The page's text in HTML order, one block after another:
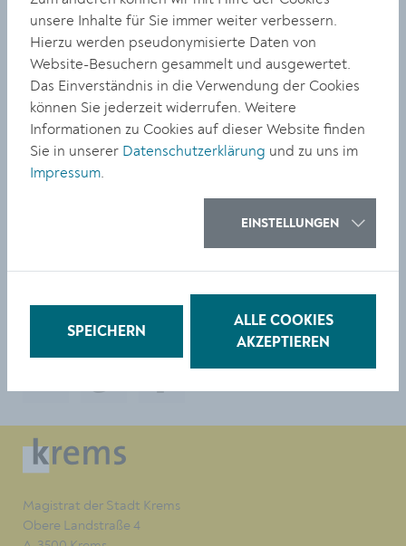
Stemberger und Karl Markovics.
In Kooperation mit dem Kino im Kesselhaus wird am
Samstag, 25. Oktober, der Musikfilm „Schlafes Bruder“
gezeigt, inklusive Gespräch mit Filmproduzent Danny
Krausz. Das Jahresprogramm schließt mit einem
Konzert am Donnerstag, 27. November, im Kloster Und,
das Dmitri Schostakowitsch und Joseph Haydn
gewidmet ist.
TEILEN
Magistrat der Stadt Krems
Obere Landstraße 4
unsere Inhalte für Sie immer weiter verbessern.
Hierzu werden pseudonymisierte Daten von
Website-Besuchern gesammelt und ausgewertet.
Das Einverständnis in die Verwendung der Cookies
können Sie jederzeit widerrufen. Weitere
Informationen zu Cookies auf dieser Website finden
Sie in unserer Datenschutzerklärung und zu uns im
Impressum.
EINSTELLUNGEN
SPEICHERN
ALLE COOKIES
AKZEPTIEREN